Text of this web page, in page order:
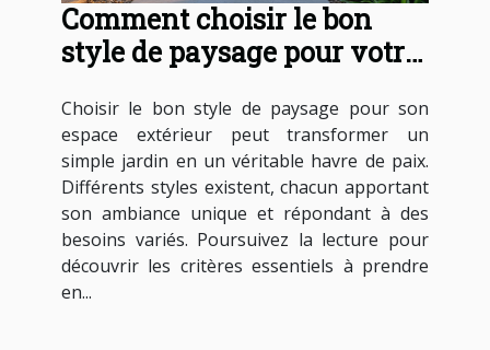
Comment choisir le bon
style de paysage pour votre
Choisir le bon style de paysage pour son
espace extérieur peut transformer un
simple jardin en un véritable havre de paix.
Différents styles existent, chacun apportant
son ambiance unique et répondant à des
besoins variés. Poursuivez la lecture pour
découvrir les critères essentiels à prendre
en...